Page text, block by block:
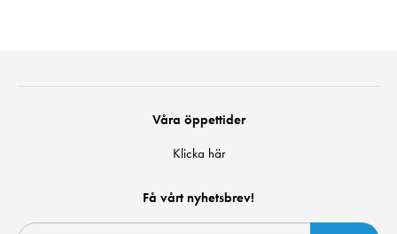
Våra öppettider
Klicka här
Få vårt nyhetsbrev!